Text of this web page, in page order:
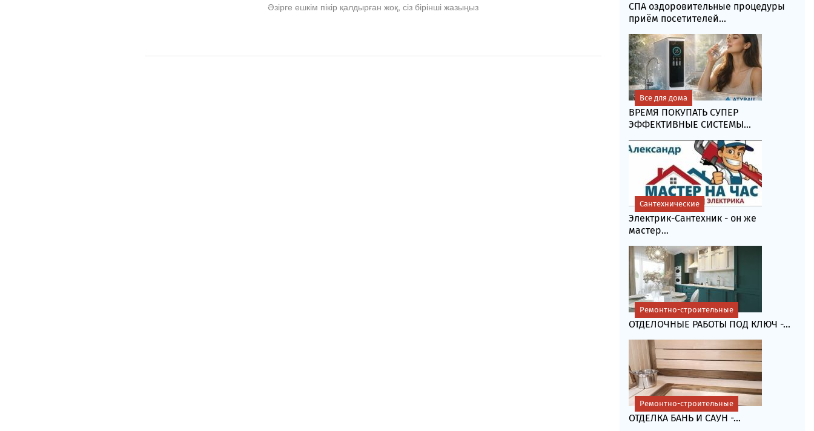
Әзірге ешкім пікір қалдырған жоқ, сіз бірінші жазыңыз
СПА оздоровительные процедуры
приём посетителей...
ВРЕМЯ ПОКУПАТЬ СУПЕР
ЭФФЕКТИВНЫЕ СИСТЕМЫ...
Все для дома
Электрик-Сантехник - он же
мастер...
Сантехнические
ОТДЕЛОЧНЫЕ РАБОТЫ ПОД КЛЮЧ -...
Ремонтно-строительные
ОТДЕЛКА БАНЬ И САУН -...
Ремонтно-строительные